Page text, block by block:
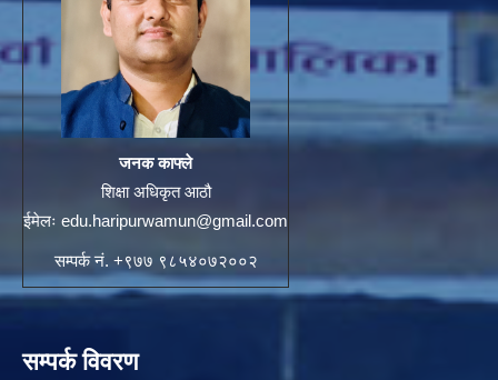
जनक काफ्ले
शिक्षा अधिकृत आठौ
ईमेलः edu.haripurwamun@gmail.com
सम्पर्क नं. +९७७ ९८५४०७२००२
सम्पर्क विवरण